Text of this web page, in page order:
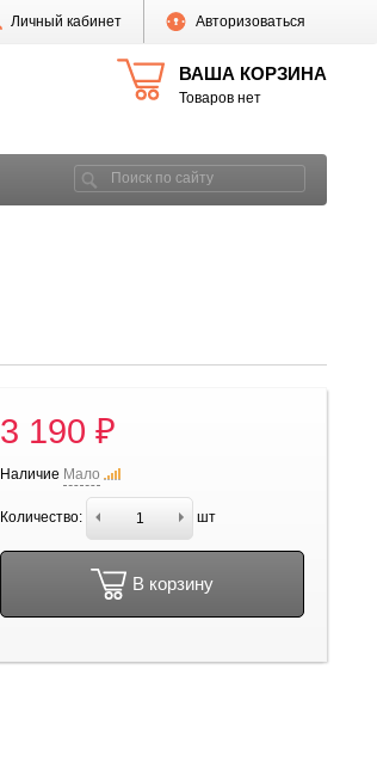
Личный кабинет Авторизоваться
ВАША КОРЗИНА
Товаров нет
3 190 ₽
Наличие Мало
Количество: шт
В корзину